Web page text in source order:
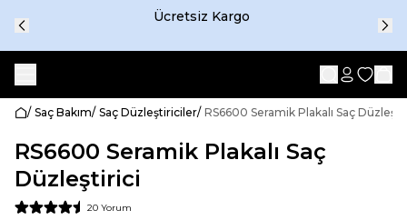
Ücretsiz Kargo
/ Saç Bakım/ Saç Düzleştiriciler/ RS6600 Seramik Plakalı Saç
RS6600 Seramik Plakalı Saç
Düzleştirici
20 Yorum